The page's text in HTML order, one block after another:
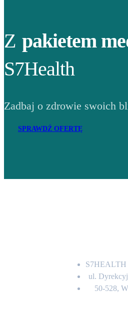
Z pakietem
S7Health
Zadbaj o zdrowie swoich
SPRAWDŹ OFERTĘ
S7HEALTH
ul.
50-528,